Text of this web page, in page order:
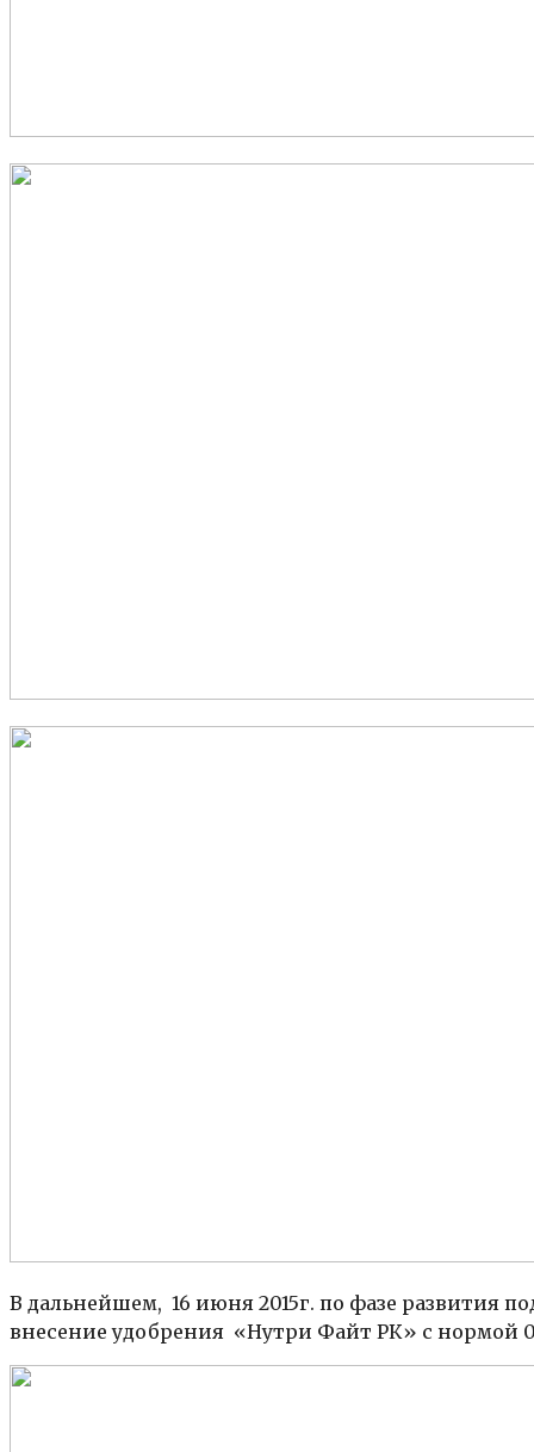
В дальнейшем, 16 июня 2015г. по фазе развития
внесение удобрения «Нутри Файт РК» с нормой